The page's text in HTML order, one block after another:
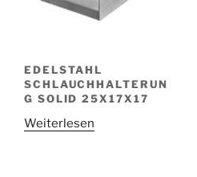
EDELSTAHL
SCHLAUCHHALTERUN
G SOLID 25X17X17
Weiterlesen